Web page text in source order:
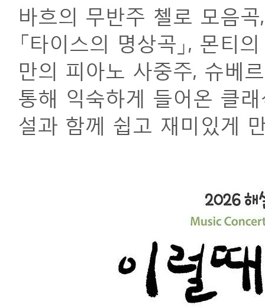
바흐의 무반주 첼로 모음곡
「타이스의 명상곡」, 몬티
만의 피아노 사중주, 슈베
통해 익숙하게 들어온 클
설과 함께 쉽고 재미있게